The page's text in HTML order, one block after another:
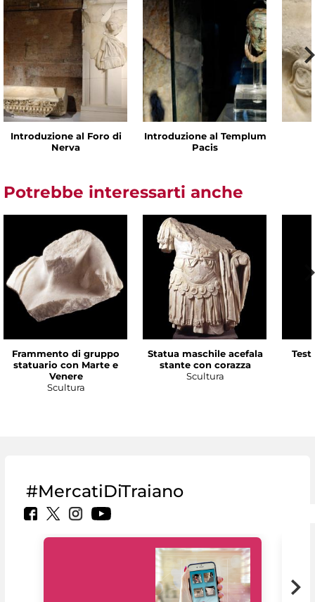
Introduzione al Foro di
Nerva
Introduzione al Templum
Pacis
Potrebbe interessarti anche
Frammento di gruppo
statuario con Marte e
Venere
Scultura
Statua maschile acefala
stante con corazza
Scultura
#MercatiDiTraiano